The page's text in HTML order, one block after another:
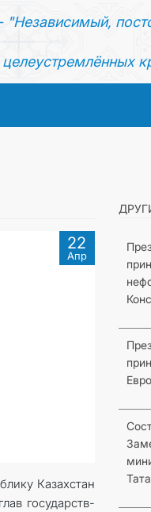
"Независимый,
22
Апр
Казахстан
государств-